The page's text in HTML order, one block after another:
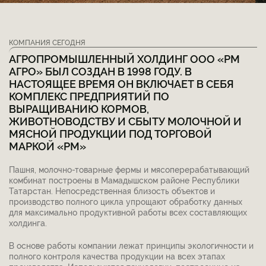
КОМПАНИЯ СЕГОДНЯ
АГРОПРОМЫШЛЕННЫЙ ХОЛДИНГ ООО «РМ
АГРО» БЫЛ СОЗДАН В 1998 ГОДУ. В
НАСТОЯЩЕЕ ВРЕМЯ ОН ВКЛЮЧАЕТ В СЕБЯ
КОМПЛЕКС ПРЕДПРИЯТИЙ ПО
ВЫРАЩИВАНИЮ КОРМОВ,
ЖИВОТНОВОДСТВУ И СБЫТУ МОЛОЧНОЙ И
МЯСНОЙ ПРОДУКЦИИ ПОД ТОРГОВОЙ
МАРКОЙ «РМ»
Пашня, молочно-товарные фермы и мясоперерабатывающий
комбинат построены в Мамадышском районе Республики
Татарстан. Непосредственная близость объектов и
производство полного цикла упрощают обработку данных
для максимально продуктивной работы всех составляющих
холдинга.
В основе работы компании лежат принципы экологичности и
полного контроля качества продукции на всех этапах